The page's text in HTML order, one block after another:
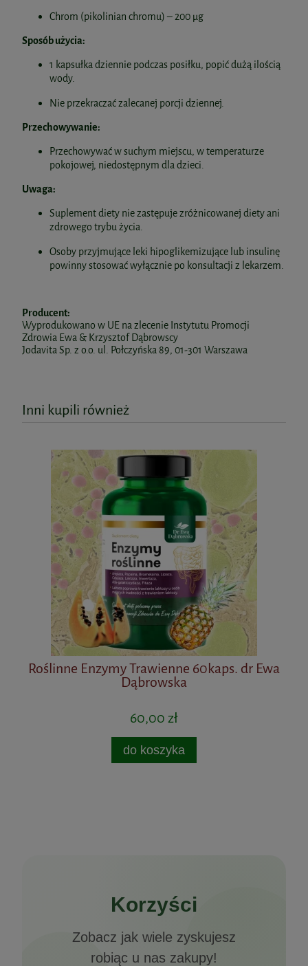
Chrom (pikolinian chromu) – 200 µg
Sposób użycia:
1 kapsułka dziennie podczas posiłku, popić dużą ilością
wody.
Nie przekraczać zalecanej porcji dziennej.
Przechowywanie:
Przechowywać w suchym miejscu, w temperaturze
pokojowej, niedostępnym dla dzieci.
Uwaga:
Suplement diety nie zastępuje zróżnicowanej diety ani
zdrowego trybu życia.
Osoby przyjmujące leki hipoglikemizujące lub insulinę
powinny stosować wyłącznie po konsultacji z lekarzem.
Producent:
Wyprodukowano w UE na zlecenie Instytutu Promocji
Zdrowia Ewa & Krzysztof Dąbrowscy
Jodavita Sp. z o.o. ul. Połczyńska 89, 01-301 Warszawa
Inni kupili również
Roślinne Enzymy Trawienne 60kaps. dr Ewa
Dąbrowska
60,00 zł
do koszyka
Korzyści
Zobacz jak wiele zyskujesz
robiąc u nas zakupy!